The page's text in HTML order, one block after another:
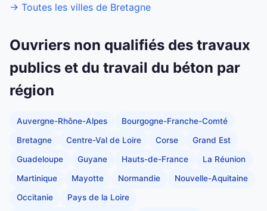
→ Toutes les villes de Bretagne
Ouvriers non qualifiés des travaux
publics et du travail du béton par
région
Auvergne-Rhône-Alpes Bourgogne-Franche-Comté
Bretagne Centre-Val de Loire Corse Grand Est
Guadeloupe Guyane Hauts-de-France La Réunion
Martinique Mayotte Normandie Nouvelle-Aquitaine
Occitanie Pays de la Loire